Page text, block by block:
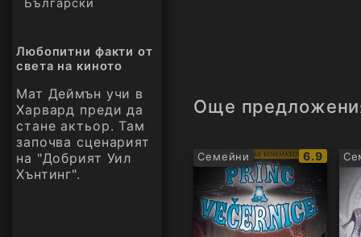
Български
Любопитни факти от
света на киното
Мат Деймън учи в
Харвард преди да
стане актьор. Там
започва сценарият
на "Добрият Уил
Хънтинг".
Още
Семейни
IMDb
рейтинг:
6.9